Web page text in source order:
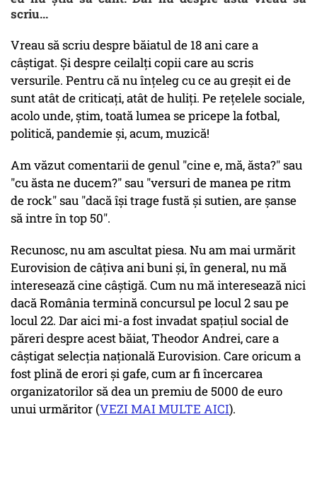
scriu...
Vreau să scriu despre băiatul de 18 ani care a
câştigat. Şi despre ceilalţi copii care au scris
versurile. Pentru că nu înţeleg cu ce au greşit ei de
sunt atât de criticaţi, atât de huliţi. Pe reţelele sociale,
acolo unde, ştim, toată lumea se pricepe la fotbal,
politică, pandemie şi, acum, muzică!
Am văzut comentarii de genul "cine e, mă, ăsta?" sau
"cu ăsta ne ducem?" sau "versuri de manea pe ritm
de rock" sau "dacă îşi trage fustă şi sutien, are şanse
să intre în top 50".
Recunosc, nu am ascultat piesa. Nu am mai urmărit
Eurovision de câţiva ani buni şi, în general, nu mă
interesează cine câştigă. Cum nu mă interesează nici
dacă România termină concursul pe locul 2 sau pe
locul 22. Dar aici mi-a fost invadat spaţiul social de
păreri despre acest băiat, Theodor Andrei, care a
câştigat selecţia naţională Eurovision. Care oricum a
fost plină de erori şi gafe, cum ar fi încercarea
organizatorilor să dea un premiu de 5000 de euro
unui urmăritor (VEZI MAI MULTE AICI).